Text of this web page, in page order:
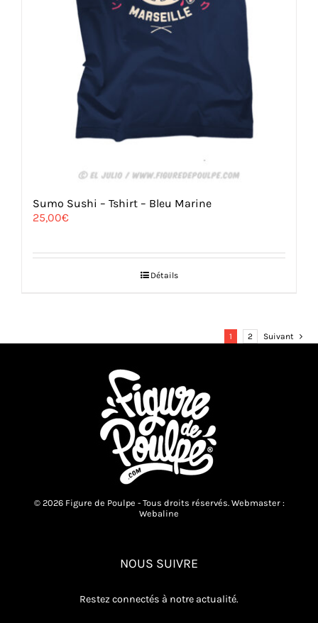
Sumo Sushi – Tshirt – Bleu Marine
25,00€
Détails
1 2 Suivant
© 2026 Figure de Poulpe - Tous droits réservés. Webmaster :
Webaline
NOUS SUIVRE
Restez connectés à notre actualité.